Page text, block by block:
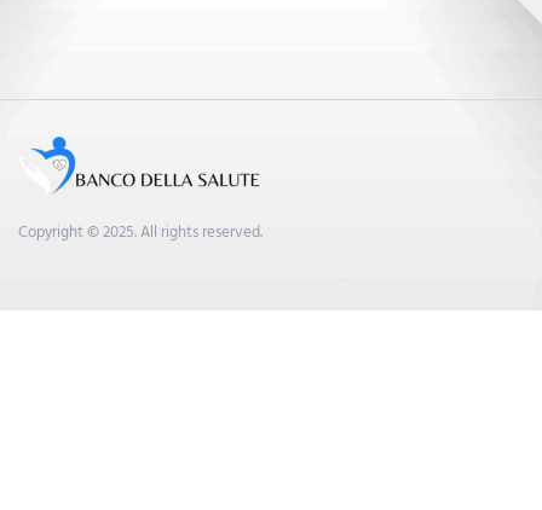
Copyright © 2025. All rights reserved.